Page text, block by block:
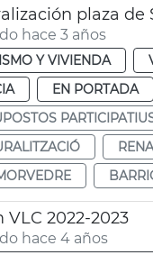
plaza de
hace 3 años
Y VIVIENDA
EN PORTADA
VLC 2022-2023
hace 4 años